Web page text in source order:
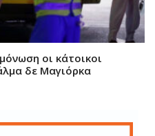
οι κάτοικοι
δε Μαγιόρκα